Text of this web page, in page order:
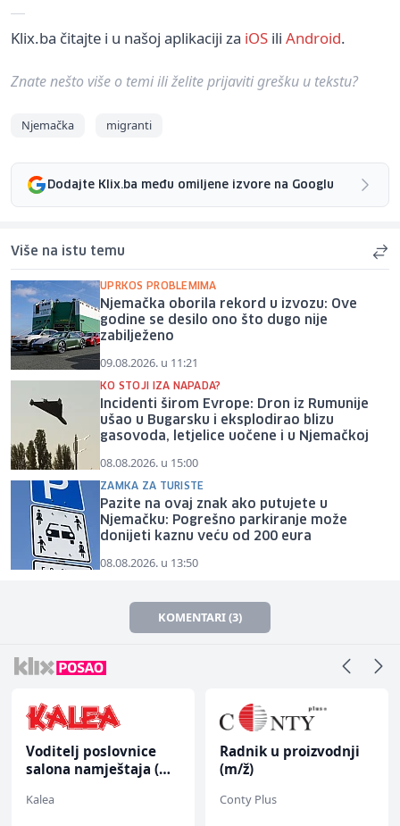
Klix.ba čitajte i u našoj aplikaciji za iOS ili Android.
Znate nešto više o temi ili želite prijaviti grešku u tekstu?
Njemačka migranti
Dodajte Klix.ba među omiljene izvore na Googlu
Više na istu temu
UPRKOS PROBLEMIMA
Njemačka oborila rekord u izvozu: Ove
godine se desilo ono što dugo nije
zabilježeno
09.08.2026. u 11:21
KO STOJI IZA NAPADA?
Incidenti širom Evrope: Dron iz Rumunije
ušao u Bugarsku i eksplodirao blizu
gasovoda, letjelice uočene i u Njemačkoj
08.08.2026. u 15:00
ZAMKA ZA TURISTE
Pazite na ovaj znak ako putujete u
Njemačku: Pogrešno parkiranje može
donijeti kaznu veću od 200 eura
08.08.2026. u 13:50
KOMENTARI (3)
Voditelj poslovnice
salona namještaja (m/
Kalea
Radnik u proizvodnji
(m/ž)
Conty Plus